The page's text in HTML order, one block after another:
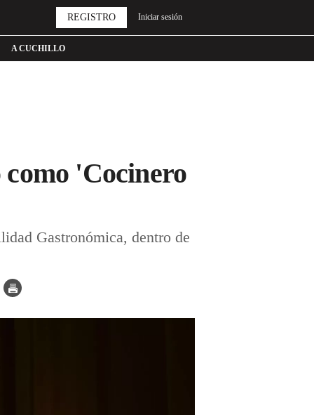
A CUCHILLO
REGISTRO Iniciar sesión
'Cocinero
Gastronómica, dentro de